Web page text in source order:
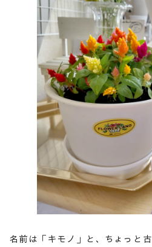
名前は「キモノ」と、ちょっと